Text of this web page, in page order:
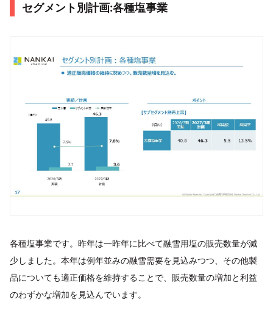
セグメント別計画:各種塩事業
各種塩事業です。昨年は一昨年に比べて融雪用塩の販売数量が減
少しました。本年は例年並みの融雪需要を見込みつつ、その他製
品についても適正価格を維持することで、販売数量の増加と利益
のわずかな増加を見込んでいます。